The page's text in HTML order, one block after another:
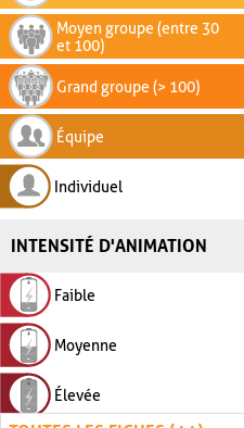
Moyen groupe (entre 30
et 100)
Grand groupe (> 100)
Équipe
Individuel
INTENSITÉ D'ANIMATION
Faible
Moyenne
Élevée